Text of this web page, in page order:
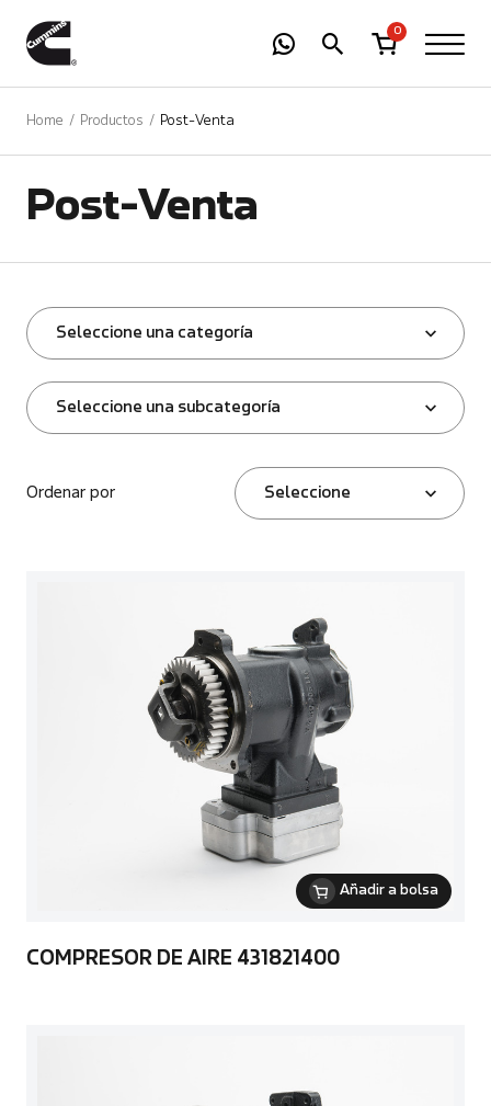
0
Home Productos Post-Venta
Post-Venta
Seleccione una categoría
Seleccione una subcategoría
Ordenar por Seleccione
Añadir a bolsa
COMPRESOR DE AIRE 431821400